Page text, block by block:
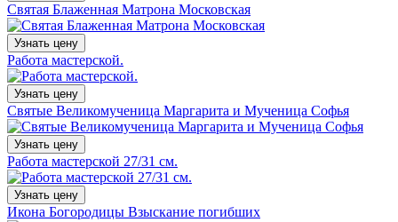
Святая Блаженная Матрона Московская
Узнать цену
Работа мастерской.
Узнать цену
Святые Великомученица Маргарита и Мученица Софья
Узнать цену
Работа мастерской 27/31 см.
Узнать цену
Икона Богородицы Взыскание погибших